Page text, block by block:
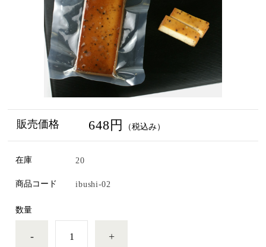
販売価格 648円 （税込み）
在庫 20
商品コード ibushi-02
数量
- +